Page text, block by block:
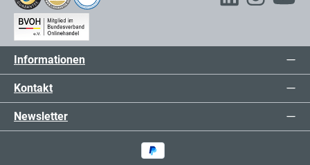
Informationen
Kontakt
Newsletter